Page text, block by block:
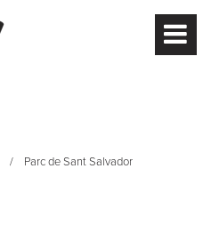
Parc de Sant Salvador